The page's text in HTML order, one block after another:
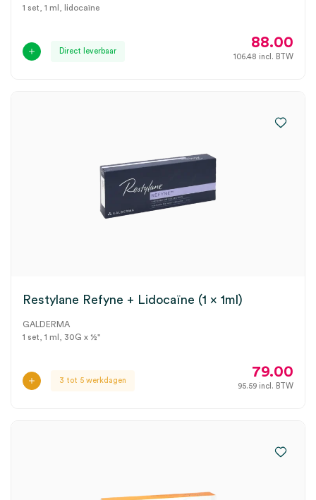
1 set, 1 ml, lidocaïne
Direct leverbaar
88.00
106.48 incl. BTW
Restylane Refyne + Lidocaïne (1 x 1ml)
GALDERMA
1 set, 1 ml, 30G x ½"
3 tot 5 werkdagen
79.00
95.59 incl. BTW